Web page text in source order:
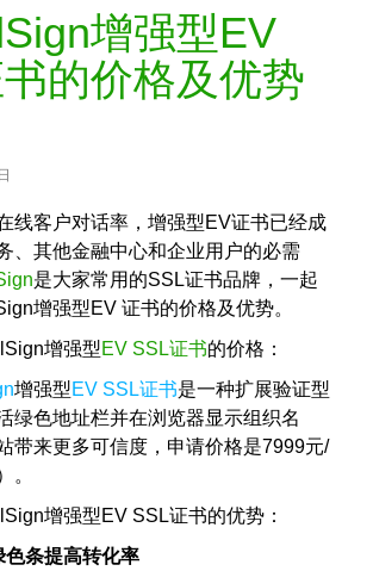
增强型EV
的价格及优势
线客户对话率，增强型EV证书已经成
、其他金融中心和企业用户的必需
是大家常用的SSL证书品牌，一起
增强型EV 证书的价格及优势。
增强型EV SSL证书的价格：
增强型EV SSL证书是一种扩展验证型
绿色地址栏并在浏览器显示组织名
带来更多可信度，申请价格是7999元/
。
增强型EV SSL证书的优势：
色条提高转化率